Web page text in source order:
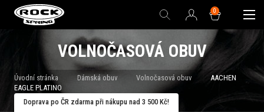
0
VOLNOČASOVÁ OBUV
Úvodní stránka Dámská obuv Volnočasová obuv
AACHEN
EAGLE PLATINO
Doprava po ČR zdarma při nákupu nad 3 500 Kč!